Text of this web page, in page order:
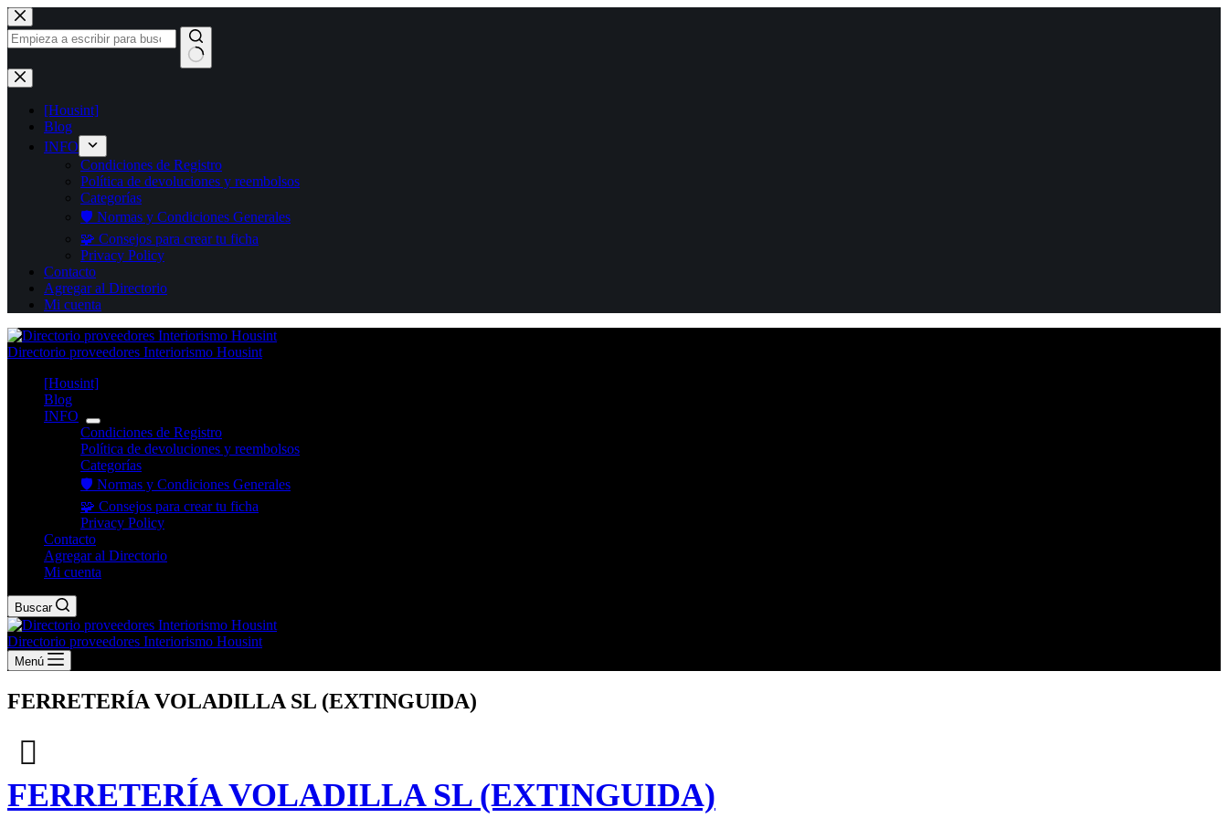
Saltar
al
contenido
Sin
resultados
[Housint]
Blog
INFO
Condiciones de Registro
Política de devoluciones y reembolsos
Categorías
🛡️ Normas y Condiciones Generales
🧩 Consejos para crear tu ficha
Privacy Policy
Contacto
Agregar al Directorio
Mi cuenta
Directorio proveedores Interiorismo Housint
[Housint]
Blog
INFO
Condiciones de Registro
Política de devoluciones y reembolsos
Categorías
🛡️ Normas y Condiciones Generales
🧩 Consejos para crear tu ficha
Privacy Policy
Contacto
Agregar al Directorio
Mi cuenta
Buscar
Directorio proveedores Interiorismo Housint
Menú
FERRETERÍA VOLADILLA SL (EXTINGUIDA)
FERRETERÍA VOLADILLA SL (EXTINGUIDA)